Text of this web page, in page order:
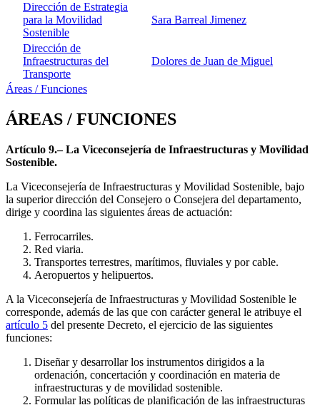
Dirección de Estrategia
para la Movilidad
Sostenible
Sara Barreal Jimenez
Dirección de
Infraestructuras del
Transporte
Dolores de Juan de Miguel
Áreas / Funciones
ÁREAS / FUNCIONES
Artículo 9.– La Viceconsejería de Infraestructuras y Movilidad
Sostenible.
La Viceconsejería de Infraestructuras y Movilidad Sostenible, bajo
la superior dirección del Consejero o Consejera del departamento,
dirige y coordina las siguientes áreas de actuación:
Ferrocarriles.
Red viaria.
Transportes terrestres, marítimos, fluviales y por cable.
Aeropuertos y helipuertos.
A la Viceconsejería de Infraestructuras y Movilidad Sostenible le
corresponde, además de las que con carácter general le atribuye el
artículo 5 del presente Decreto, el ejercicio de las siguientes
funciones:
Diseñar y desarrollar los instrumentos dirigidos a la
ordenación, concertación y coordinación en materia de
infraestructuras y de movilidad sostenible.
Formular las políticas de planificación de las infraestructuras